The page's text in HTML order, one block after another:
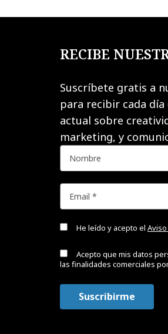
RECIBE
Suscríbete gratis a
para recibir cada
actual sobre
marketing, y
He leído y acepto el
Acepto que mis datos
las finalidades comerciales